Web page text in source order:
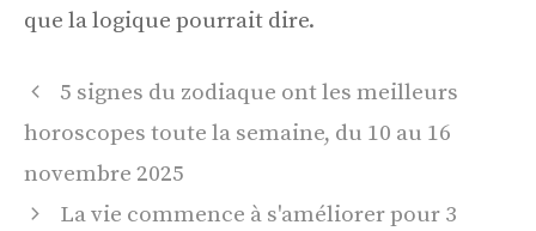
que la logique pourrait dire.
Navigation
des
5 signes du zodiaque ont les meilleurs
horoscopes toute la semaine, du 10 au 16
novembre 2025
La vie commence à s'améliorer pour 3